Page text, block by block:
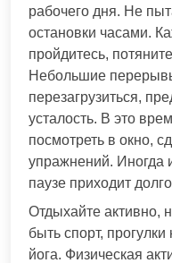
рабочего дня. Не
остановки часами.
пройдитесь,
Небольшие
перезагрузиться,
усталость. В это
посмотреть в окно,
упражнений. Иногда
паузе приходит
Отдыхайте активно,
быть спорт,
йога. Физическая